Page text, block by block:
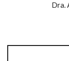
Dra.